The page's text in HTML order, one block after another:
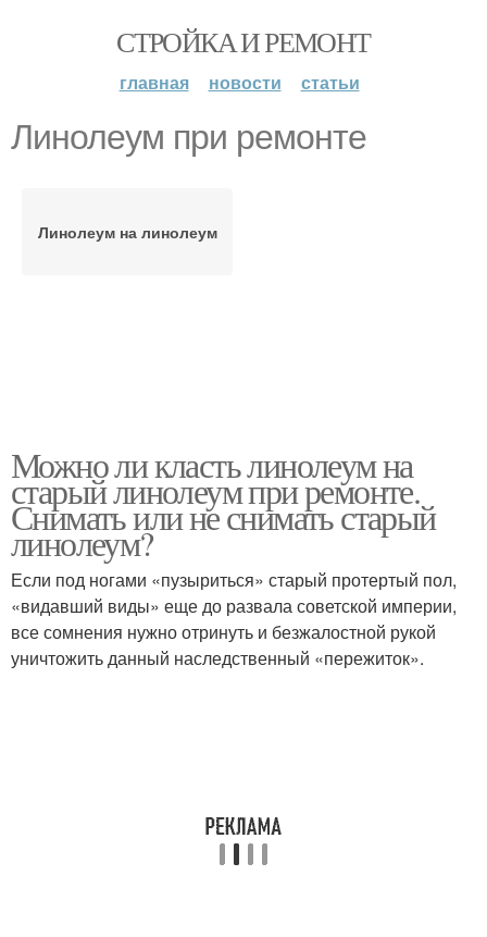
СТРОЙКА И РЕМОНТ
главная новости статьи
Линолеум при ремонте
Линолеум на линолеум
Можно ли класть линолеум на
старый линолеум при ремонте.
Снимать или не снимать старый
линолеум?
Если под ногами «пузыриться» старый протертый пол,
«видавший виды» еще до развала советской империи,
все сомнения нужно отринуть и безжалостной рукой
уничтожить данный наследственный «пережиток».